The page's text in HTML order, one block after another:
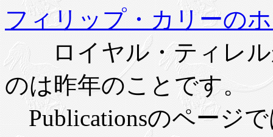
フィリップ・カリーの
ロイヤル・ティレル
のは昨年のことです。
Publicationsのページ